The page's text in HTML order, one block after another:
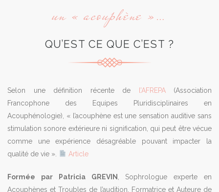
un « acouphène »…
QU’EST CE QUE C’EST ?
Selon une définition récente de l’AFREPA(Association
Francophone des Equipes Pluridisciplinaires en
Acouphénologie), « l’acouphène est une sensation auditive sans
stimulation sonore extérieure ni signification, qui peut être vécue
comme une expérience désagréable pouvant impacter la
qualité de vie ».
Article
Formée par Patricia GREVIN , Sophrologue experte en
Acouphènes et Troubles de l’audition, Formatrice et Auteure de